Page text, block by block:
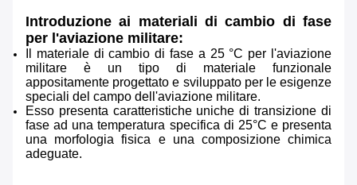
Introduzione ai materiali di cambio di fase
per l'aviazione militare:
Il materiale di cambio di fase a 25 °C per l'aviazione
militare è un tipo di materiale funzionale
appositamente progettato e sviluppato per le esigenze
speciali del campo dell'aviazione militare.
Esso presenta caratteristiche uniche di transizione di
fase ad una temperatura specifica di 25°C e presenta
una morfologia fisica e una composizione chimica
adeguate.